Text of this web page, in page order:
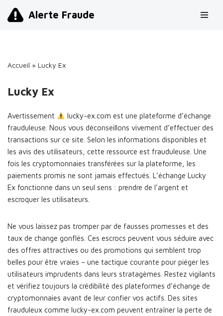
Alerte Fraude
Accueil » Lucky Ex
Lucky Ex
Avertissement
lucky-ex.com est une plateforme d’échange
frauduleuse. Nous vous déconseillons vivement d’effectuer des
transactions sur ce site. Selon les informations disponibles et
les avis des utilisateurs, cette ressource est frauduleuse. Une
fois les cryptomonnaies transférées sur la plateforme, les
paiements promis ne sont jamais effectués. L’échange Lucky
Ex fonctionne dans un seul sens : prendre de l’argent et
escroquer les utilisateurs.
Ne vous laissez pas tromper par de fausses promesses et des
taux de change gonflés. Ces escrocs peuvent vous séduire avec
des offres attractives ou des promotions qui semblent trop
belles pour être vraies – une tactique courante pour piéger les
utilisateurs imprudents dans leurs stratagèmes. Restez vigilants
et vérifiez toujours la crédibilité des plateformes d’échange de
cryptomonnaies avant de leur confier vos actifs. Des sites
frauduleux comme lucky-ex.com peuvent entraîner la perte de